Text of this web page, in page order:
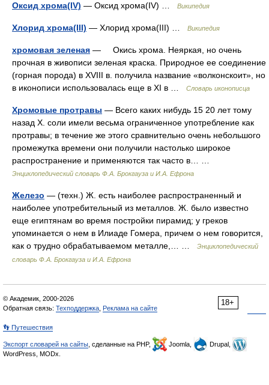
Оксид хрома(IV) — Оксид хрома(IV) … Википедия
Хлорид хрома(III) — Хлорид хрома(III) … Википедия
хромовая зеленая — Окись хрома. Неяркая, но очень
прочная в живописи зеленая краска. Природное ее соединение
(горная порода) в XVIII в. получила название «волконскоит», но
в иконописи использовалась еще в XI в …
Словарь иконописца
Хромовые протравы — Всего каких нибудь 15 20 лет тому
назад X. соли имели весьма ограниченное употребление как
протравы; в течение же этого сравнительно очень небольшого
промежутка времени они получили настолько широкое
распространение и применяются так часто в… …
Энциклопедический словарь Ф.А. Брокгауза и И.А. Ефрона
Железо — (техн.) Ж. есть наиболее распространенный и
наиболее употребительный из металлов. Ж. было известно
еще египтянам во время постройки пирамид; у греков
упоминается о нем в Илиаде Гомера, причем о нем говорится,
как о трудно обрабатываемом металле,… …
Энциклопедический
словарь Ф.А. Брокгауза и И.А. Ефрона
18+
© Академик, 2000-2026
Обратная связь: Техподдержка Реклама на сайте
👣 Путешествия
Экспорт словарей на сайты , сделанные на PHP, Joomla,
Drupal,
WordPress, MODx.